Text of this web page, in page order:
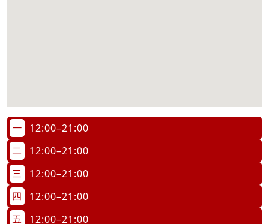
一
12:00–21:00
二
12:00–21:00
三
12:00–21:00
四
12:00–21:00
五
12:00–21:00